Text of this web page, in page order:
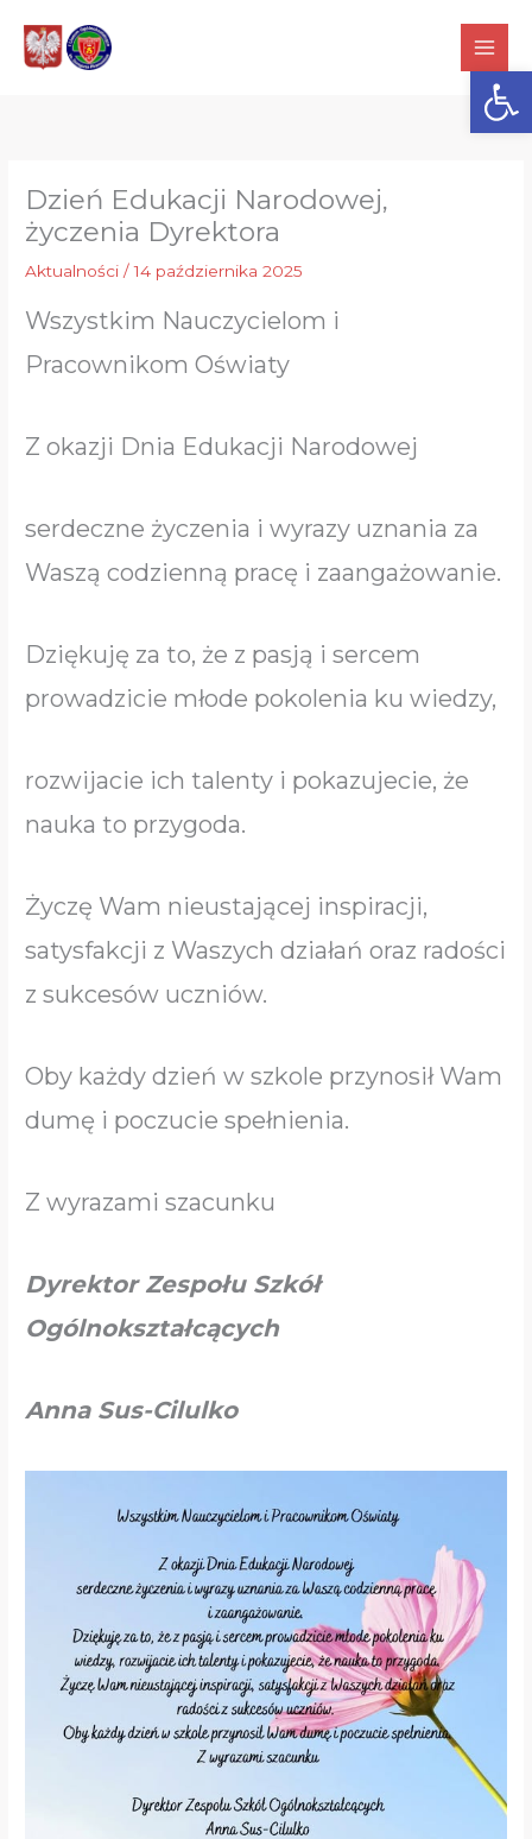
treści
Dzień Edukacji Narodowej,
życzenia Dyrektora
Aktualności /14 października 2025
Wszystkim Nauczycielom i
Pracownikom Oświaty
Z okazji Dnia Edukacji Narodowej
serdeczne życzenia i wyrazy uznania za
Waszą codzienną pracę i zaangażowanie.
Dziękuję za to, że z pasją i sercem
prowadzicie młode pokolenia ku wiedzy,
rozwijacie ich talenty i pokazujecie, że
nauka to przygoda.
Życzę Wam nieustającej inspiracji,
satysfakcji z Waszych działań oraz radości
z sukcesów uczniów.
Oby każdy dzień w szkole przynosił Wam
dumę i poczucie spełnienia.
Z wyrazami szacunku
Dyrektor Zespołu Szkół
Ogólnokształcących
Anna Sus-Cilulko